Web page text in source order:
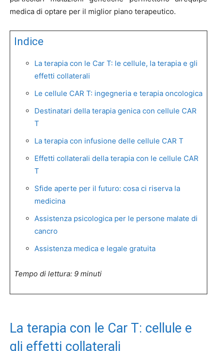
medica di optare per il miglior piano terapeutico.
Indice
La terapia con le Car T: le cellule, la terapia e gli
effetti collaterali
Le cellule CAR T: ingegneria e terapia oncologica
Destinatari della terapia genica con cellule CAR
T
La terapia con infusione delle cellule CAR T
Effetti collaterali della terapia con le cellule CAR
T
Sfide aperte per il futuro: cosa ci riserva la
medicina
Assistenza psicologica per le persone malate di
cancro
Assistenza medica e legale gratuita
Tempo di lettura: 9 minuti
La terapia con le Car T: cellule e
gli effetti collaterali